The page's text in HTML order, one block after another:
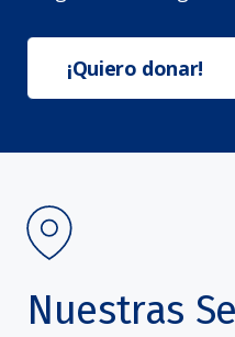
¡Quiero donar!
Nuestras